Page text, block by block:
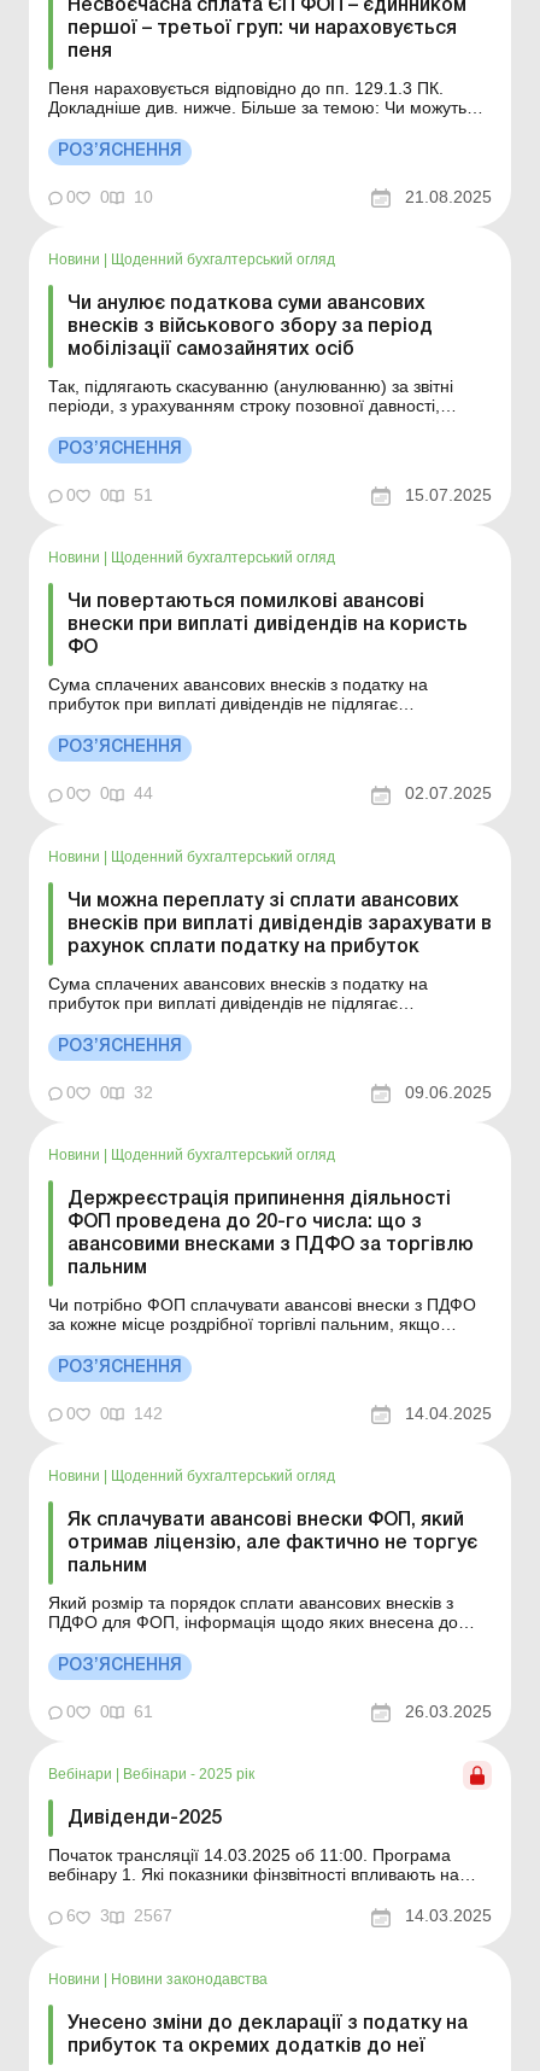
Несвоєчасна сплата ЄП ФОП – єдинником
першої – третьої груп: чи нараховується
пеня
Пеня нараховується відповідно до пп. 129.1.3 ПК.
Докладніше див. нижче. Більше за темою: Чи можуть
єдиного податку в період дії пільги? Чи нараховується
пеня у разі несвоєчасної сплати ЄП ФОП – єдинником
РОЗ’ЯСНЕННЯ
0 0 10 21.08.2025
Новини Щоденний бухгалтерський огляд
Чи анулює податкова суми авансових
внесків з військового збору за період
мобілізації самозайнятих осіб
Так, підлягають скасуванню (анулюванню) за звітні
періоди, з урахуванням строку позовної давності,
місяцем, в якому контролюючим органом отримані
відомості про мобілізацію такої фізичної особи –
підприємця, укладений з такою особою контракт.
Більш...
РОЗ’ЯСНЕННЯ
0 0 51 15.07.2025
Новини Щоденний бухгалтерський огляд
Чи повертаються помилкові авансові
внески при виплаті дивідендів на користь
ФО
Сума сплачених авансових внесків з податку на
прибуток при виплаті дивідендів не підлягає
рахунок погашення грошових зобов’язань з інших
податків і зборів (обов’язкових платежів). Поряд з цим,
законодавством не передбачено обмежень щодо
врах...
РОЗ’ЯСНЕННЯ
0 0 44 02.07.2025
Новини | Щоденний бухгалтерський огляд
Чи можна переплату зі сплати авансових
внесків при виплаті дивідендів зарахувати в
рахунок сплати податку на прибуток
Сума сплачених авансових внесків з податку на
прибуток при виплаті дивідендів не підлягає
рахунок погашення грошових зобов’язань з інших
податків і зборів (обов’язкових платежів). Але є
особливості. Більше за темою: Як повернути перепл...
РОЗ’ЯСНЕННЯ
0 0 32 09.06.2025
Новини | Щоденний бухгалтерський огляд
Держреєстрація припинення діяльності
ФОП проведена до 20-го числа: що з
авансовими внесками з ПДФО за торгівлю
пальним
Чи потрібно ФОП сплачувати авансові внески з ПДФО
за кожне місце роздрібної торгівлі пальним, якщо
діяльності проведена до 20-го числа поточного місяця?
Відповідно до пп. 177.5.11 Податкового кодексу (далі –
РОЗ’ЯСНЕННЯ
0 0 142 14.04.2025
Новини Щоденний бухгалтерський огляд
Як сплачувати авансові внески ФОП, який
отримав ліцензію, але фактично не торгує
пальним
Який розмір та порядок сплати авансових внесків з
ПДФО для ФОП, інформація щодо яких внесена до
але діяльність з роздрібної торгівлі пальним не
здійснюється? Законом від 10.10.2024 № 4015-IX «Про
внесення змін до Податкового кодексу України...
РОЗ’ЯСНЕННЯ
0 0 61 26.03.2025
Вебінари Вебінари - 2025 рік
Дивіденди-2025
Початок трансляції 14.03.2025 об 11:00. Програма
вебінару 1. Які показники фінзвітності впливають на
суму прибутку можна спрямувати на дивіденди? Чи
несе відповідальність бухгалтер за завищення
д...
6 3 2567 14.03.2025
Новини | Новини законодавства
Унесено зміни до декларації з податку на
прибуток та окремих додатків до неї